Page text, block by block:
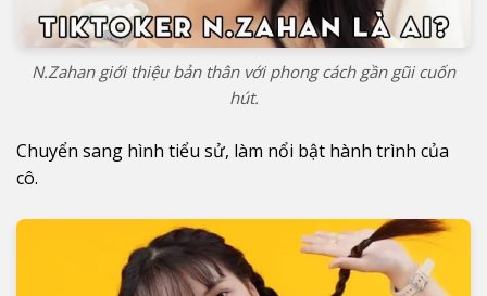
N.Zahan giới thiệu bản thân với phong cách gần gũi cuốn
hút.
Chuyển sang hình tiểu sử, làm nổi bật hành trình của
cô.